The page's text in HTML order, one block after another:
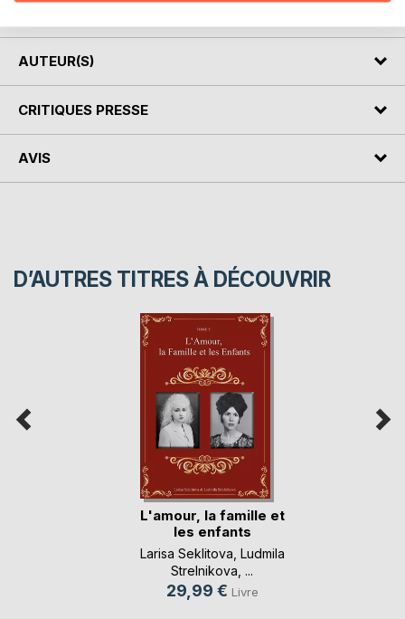
AUTEUR(S)
CRITIQUES PRESSE
AVIS
D’AUTRES TITRES À DÉCOUVRIR
L'amour, la famille et
les enfants
Larisa Seklitova Ludmila
Strelnikova , ...
29,99 € Livre